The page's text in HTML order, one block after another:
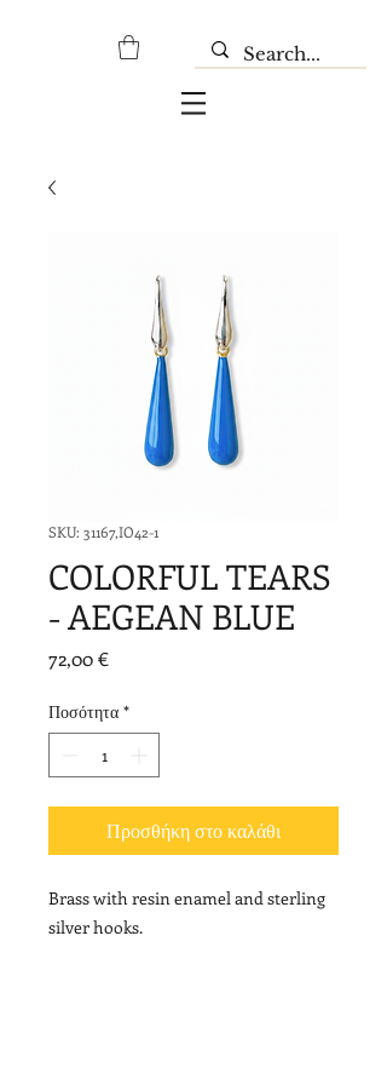
SKU: 31167,IO42-1
COLORFUL TEARS
- AEGEAN BLUE
72,00 €Τιμή
Ποσότητα *
Προσθήκη στο καλάθι
Brass with resin enamel and sterling
silver hooks.